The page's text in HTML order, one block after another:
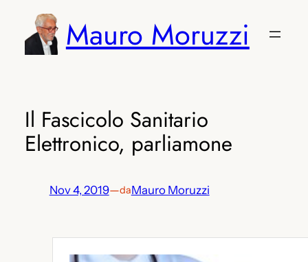
contenuto
Mauro Moruzzi
Il Fascicolo Sanitario
Elettronico, parliamone
Nov 4, 2019—daMauro Moruzzi